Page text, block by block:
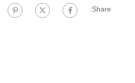
Share: